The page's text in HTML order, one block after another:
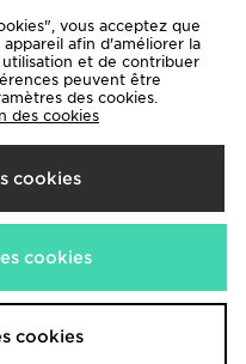
30,00€
vous acceptez que
afin d'améliorer la
utilisation et de contribuer
peuvent être
des cookies.
des cookies
cookies
cookies
cookies